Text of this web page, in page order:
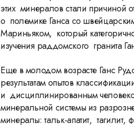
этих минералов стали причиной
о полемике Ганса со
Мариньяком, который
изучения раддомского гранита
Еще в молодом возрасте Ганс
результатам опытов
и дисциплинированным
минеральной системы из
минералы: тальк-апатит,